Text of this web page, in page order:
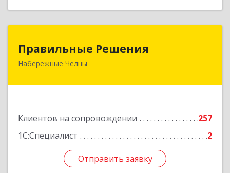
Правильные Решения
Набережные Челны
Клиентов на сопровождении
257
1С:Специалист
2
Отправить заявку
423832, Татарстан Респ, Набережные Челны г,
Отправить заявку